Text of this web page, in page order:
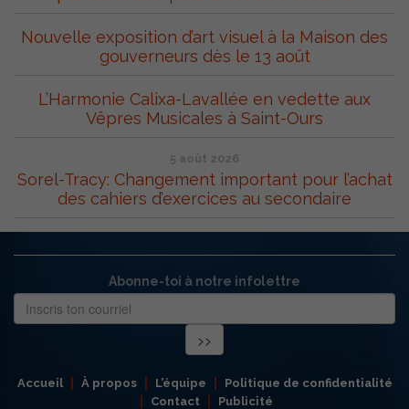
Nouvelle exposition d’art visuel à la Maison des
gouverneurs dès le 13 août
L’Harmonie Calixa-Lavallée en vedette aux
Vêpres Musicales à Saint-Ours
5 août 2026
Sorel-Tracy: Changement important pour l’achat
des cahiers d’exercices au secondaire
Abonne-toi à notre infolettre
Accueil À propos L’équipe
Politique de confidentialité
Contact
Publicité